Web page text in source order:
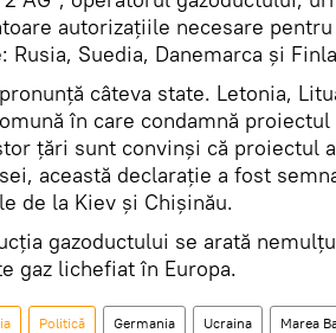
autorizațiile necesare
Suedia, Danemarca și
câteva state. Letonia,
în care condamnă proiectul
țări sunt convinși că proiectul
această declarație a fost
de la Kiev și Chișinău.
gazoductului se arată
gaz lichefiat în Europa.
Politică Germania Ucraina Marea